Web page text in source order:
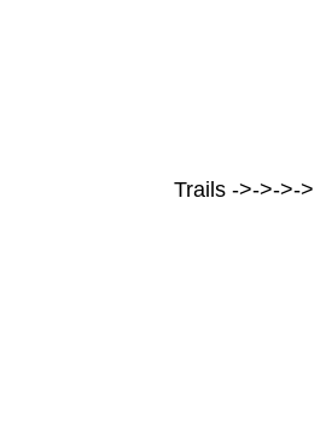
Trails ->->->->